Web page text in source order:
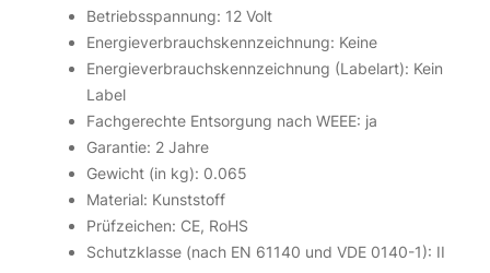
Betriebsspannung: 12 Volt
Energieverbrauchskennzeichnung: Keine
Energieverbrauchskennzeichnung (Labelart): Kein
Label
Fachgerechte Entsorgung nach WEEE: ja
Garantie: 2 Jahre
Gewicht (in kg): 0.065
Material: Kunststoff
Prüfzeichen: CE, RoHS
Schutzklasse (nach EN 61140 und VDE 0140-1): II